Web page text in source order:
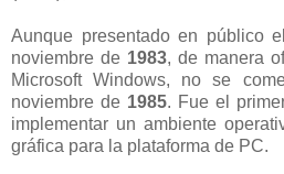
Aunque presentado en público
noviembre de 1983, de manera
Microsoft Windows, no se
noviembre de 1985. Fue el
implementar un ambiente
gráfica para la plataforma de PC.